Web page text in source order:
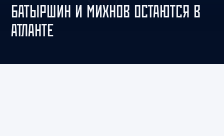
БАТЫРШИН И МИХНОВ ОСТАЮТСЯ В
АТЛАНТЕ